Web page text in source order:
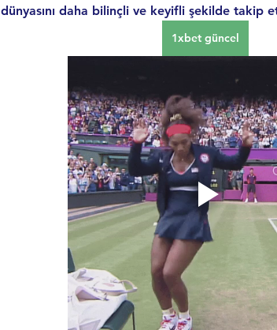
dünyasını daha bilinçli ve keyifli şekilde takip
1xbet güncel